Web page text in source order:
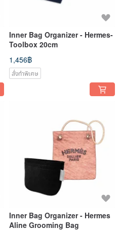
Inner Bag Organizer - Hermes-
Toolbox 20cm
1,456฿
สั่งทำพิเศษ
Inner Bag Organizer - Hermes
Aline Grooming Bag